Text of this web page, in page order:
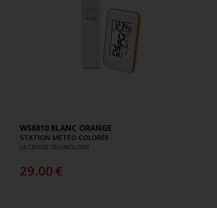
WS6810 BLANC ORANGE
STATION MÉTÉO COLORÉE
LA CROSSE TECHNOLOGY
29.00€